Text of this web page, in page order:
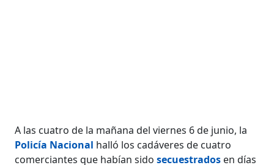
A las cuatro de la mañana del viernes 6 de junio, la
Policía Nacional halló los cadáveres de cuatro
comerciantes que habían sidosecuestrados en días